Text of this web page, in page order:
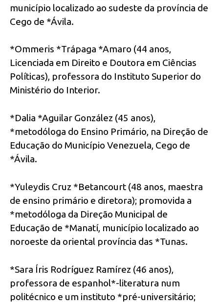
município localizado ao sudeste da província de
Cego de *Ávila.
*Ommeris *Trápaga *Amaro (44 anos,
Licenciada em Direito e Doutora em Ciências
Políticas), professora do Instituto Superior do
Ministério do Interior.
*Dalia *Aguilar González (45 anos),
*metodóloga do Ensino Primário, na Direção de
Educação do Município Venezuela, Cego de
*Ávila.
*Yuleydis Cruz *Betancourt (48 anos, maestra
de ensino primário e diretora); promovida a
*metodóloga da Direção Municipal de
Educação de *Manatí, município localizado ao
noroeste da oriental província das *Tunas.
*Sara Íris Rodríguez Ramírez (46 anos),
professora de espanhol*-literatura num
politécnico e um instituto *pré-universitário;